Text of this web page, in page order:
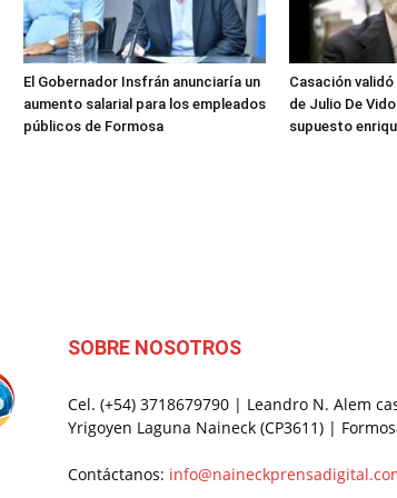
El Gobernador Insfrán anunciaría un
aumento salarial para los empleados
públicos de Formosa
Casación
de Julio De
supuesto
SOBRE NOSOTROS
Cel. (+54) 3718679790 | Leandro N. Alem
Yrigoyen Laguna Naineck (CP3611) |
Contáctanos: